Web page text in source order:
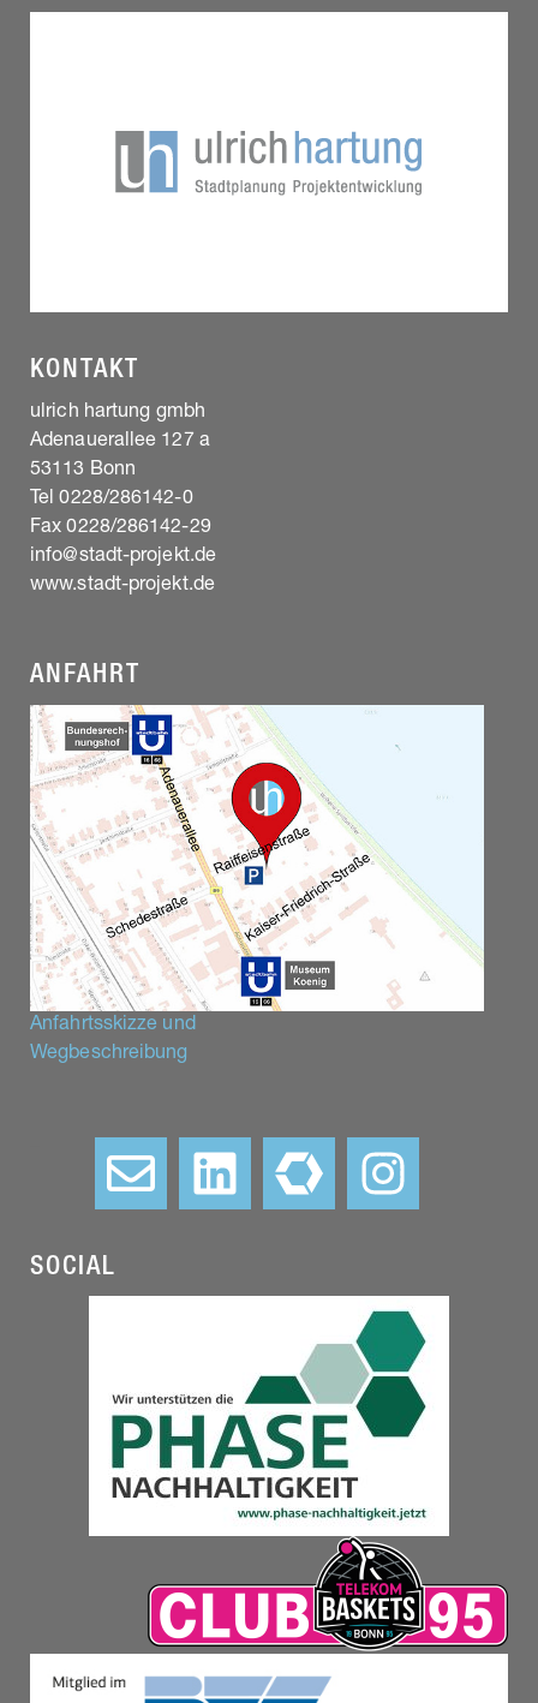
KONTAKT
ulrich hartung gmbh
Adenauerallee 127 a
53113 Bonn
Tel 0228/286142-0
Fax 0228/286142-29
info@stadt-projekt.de
www.stadt-projekt.de
ANFAHRT
Anfahrtsskizze und
Wegbeschreibung
SOCIAL